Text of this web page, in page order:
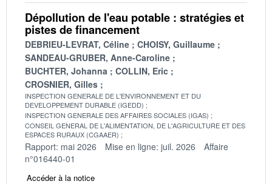
Dépollution de l'eau potable : stratégies et
pistes de financement
DEBRIEU-LEVRAT, Céline
CHOISY, Guillaume
SANDEAU-GRUBER, Anne-Caroline
BUCHTER, Johanna
COLLIN, Eric
CROSNIER, Gilles
INSPECTION GENERALE DE L'ENVIRONNEMENT ET DU
DEVELOPPEMENT DURABLE (IGEDD)
INSPECTION GENERALE DES AFFAIRES SOCIALES (IGAS)
CONSEIL GENERAL DE L'ALIMENTATION, DE L'AGRICULTURE ET DES
ESPACES RURAUX (CGAAER)
Rapport: mai 2026 Mise en ligne: juil. 2026
Affaire
n°016440-01
Accéder à la notice